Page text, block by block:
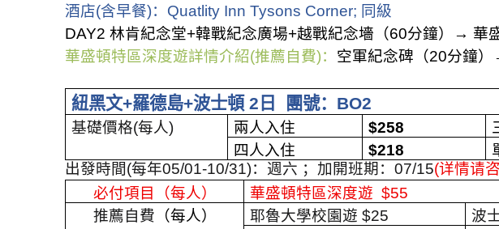
酒店(含早餐)： Quatlity Inn Tysons Corner; 同級
DAY2 林肯紀念堂+韓戰紀念廣場+越戰紀念墻（60分鐘） → 華
華盛頓特區深度遊詳情介紹(推薦自費)： 空軍紀念碑（20分鐘）
紐黑文+羅德島+波士頓 2 日 團號： BO2
基礎價格(每人) 兩人入住 $258
四人入住
$218
出發時間(每年05/01-10/31)：週六 ；加開班期： 07/15(详情请
必付項目（每人）
華盛頓特區深度遊 $55
推薦自費 （每人） 耶魯大學校園遊$25 波